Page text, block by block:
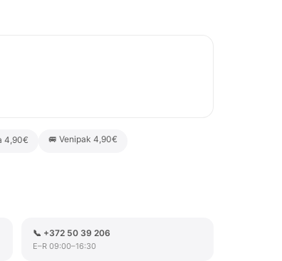
4,90€ 🚐 Venipak 4,90€
📞 +372 50 39 206
E–R 09:00–16:30